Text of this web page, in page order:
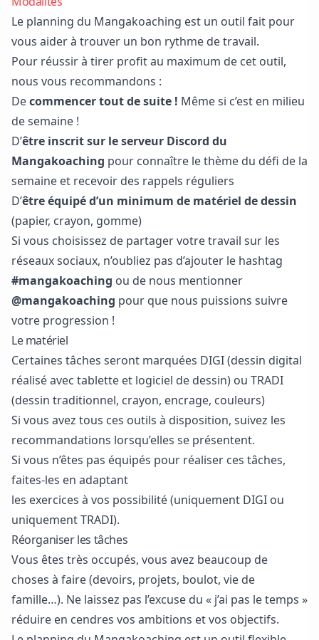
Le planning du Mangakoaching est un outil fait pour
vous aider à trouver un bon rythme de travail.
Pour réussir à tirer profit au maximum de cet outil,
nous vous recommandons :
Decommencer tout de suite ! Même si c’est en milieu
de semaine !
D’être inscrit sur le serveur Discord du
Mangakoaching pour connaître le thème du défi de la
semaine et recevoir des rappels réguliers
D’être équipé d’un minimum de matériel de dessin
(papier, crayon, gomme)
Si vous choisissez de partager votre travail sur les
réseaux sociaux, n’oubliez pas d’ajouter le hashtag
#mangakoaching ou de nous mentionner
@mangakoaching pour que nous puissions suivre
votre progression !
Le matériel
Certaines tâches seront marquées DIGI (dessin digital
réalisé avec tablette et logiciel de dessin) ou TRADI
(dessin traditionnel, crayon, encrage, couleurs)
Si vous avez tous ces outils à disposition, suivez les
recommandations lorsqu’elles se présentent.
Si vous n’êtes pas équipés pour réaliser ces tâches,
faites-les en adaptant
les exercices à vos possibilité (uniquement DIGI ou
uniquement TRADI).
Réorganiser les tâches
Vous êtes très occupés, vous avez beaucoup de
choses à faire (devoirs, projets, boulot, vie de
famille…). Ne laissez pas l’excuse du « j’ai pas le temps »
réduire en cendres vos ambitions etvos objectifs.